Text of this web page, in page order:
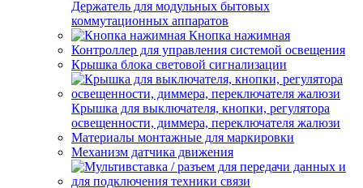
Держатель для модульных бытовых
коммутационных аппаратов
Кнопка нажимная
Контроллер для управления системой освещения
Крышка блока световой сигнализации
Крышка для выключателя, кнопки, регулятора
освещенности, диммера, переключателя жалюзи
Материалы монтажные для маркировки
Механизм датчика движения